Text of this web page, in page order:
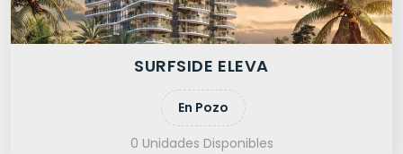
SURFSIDE ELEVA
En Pozo
0 Unidades Disponibles